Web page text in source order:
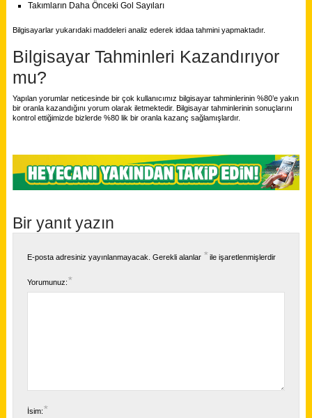
Takımların Daha Önceki Gol Sayıları
Bilgisayarlar yukarıdaki maddeleri analiz ederek iddaa tahmini yapmaktadır.
Bilgisayar Tahminleri Kazandırıyor
mu?
Yapılan yorumlar neticesinde bir çok kullanıcımız bilgisayar tahminlerinin %80’e yakın
bir oranla kazandığını yorum olarak iletmektedir. Bilgisayar tahminlerinin sonuçlarını
kontrol ettiğimizde bizlerde %80 lik bir oranla kazanç sağlamışlardır.
Bir yanıt yazın
E-posta adresiniz yayınlanmayacak. Gerekli alanlar * ile işaretlenmişlerdir
Yorumunuz:*
İsim:*